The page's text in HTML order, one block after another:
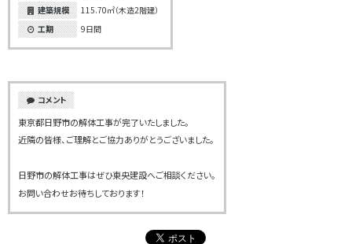
建築規模
115.70㎡（木造2階建）
工期
9日間
コメント
東京都日野市の解体工事が完了いたしました。
近隣の皆様、ご理解とご協力ありがとうございました。
日野市の解体工事はぜひ東央建設へご相談ください。
お問い合わせお待ちしております！